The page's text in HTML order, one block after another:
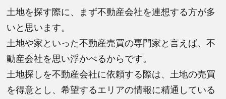
土地を探す際に、まず不動産会社を連想する方が多
いと思います。
土地や家といった不動産売買の専門家と言えば、不
動産会社を思い浮かべるからです。
土地探しを不動産会社に依頼する際は、土地の売買
を得意とし、希望するエリアの情報に精通している